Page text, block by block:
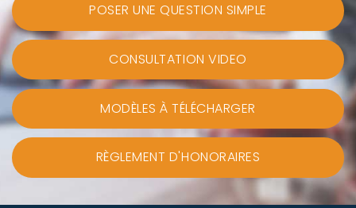
POSER UNE QUESTION SIMPLE
CONSULTATION VIDEO
MODÈLES À TÉLÉCHARGER
RÈGLEMENT D'HONORAIRES